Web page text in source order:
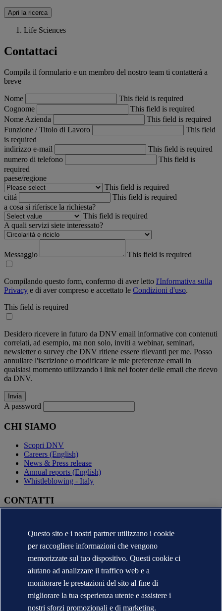
Apri la ricerca
Life Sciences
Contattaci
Compila il formulario e un membro del nostro team ti contatterá a
breve
Nome
This field is required
Cognome
This field is required
Nome Azienda
This field is required
Funzione / Titolo di Lavoro
This field
is required
indirizzo e-mail
This field is required
numero di telefono
This field is
required
paese/regione
This field is required
cittá
This field is required
a cosa si riferisce la richiesta?
This field is required
A quali servizi siete interessato?
Messaggio This field is required
Compilando questo form, confermo di aver letto l'Informativa sulla
Privacy e di aver compreso e accettato le Condizioni d'uso.
This field is required
Desidero ricevere in futuro da DNV email informative con contenuti
correlati, ad esempio, ma non solo, inviti a webinar, seminari,
newsletter o survey che DNV ritiene essere rilevanti per me. Posso
annullare l'iscrizione o modificare le mie preferenze email in
qualsiasi momento utilizzando i link nel footer delle email che ricevo
da DNV.
A password
CHI SIAMO
Scopri DNV
Careers (English)
News & Press release
Annual reports (English)
Whistleblowing - Italy
CONTATTI
Contatti per la stampa
Segnalazioni e Reclami
Cambio Ragione Sociale
indirizzo posta certificata
Veracity (English)
Informativa sulla privacy
Condizioni d'uso
Copyright © DNV 2026
Questo sito e i nostri partner utilizzano i cookie
per raccogliere informazioni che vengono
memorizzate sul tuo dispositivo. Questi cookie ci
aiutano ad analizzare il traffico web e a
monitorare le prestazioni del sito al fine di
migliorare la tua esperienza utente e assistere i
nostri sforzi promozionali e di marketing.